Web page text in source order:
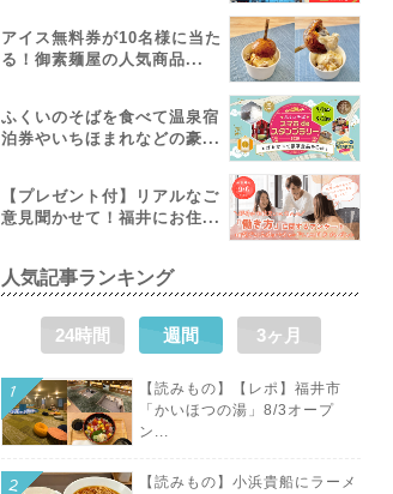
アイス無料券が10名様に当た
る！御素麺屋の人気商品...
ふくいのそばを食べて温泉宿
泊券やいちほまれなどの豪...
【プレゼント付】リアルなご
意見聞かせて！福井にお住...
人気記事ランキング
24時間 週間 3ヶ月
【読みもの】【レポ】福井市
「かいほつの湯」8/3オープ
ン...
【読みもの】小浜貴船にラーメ